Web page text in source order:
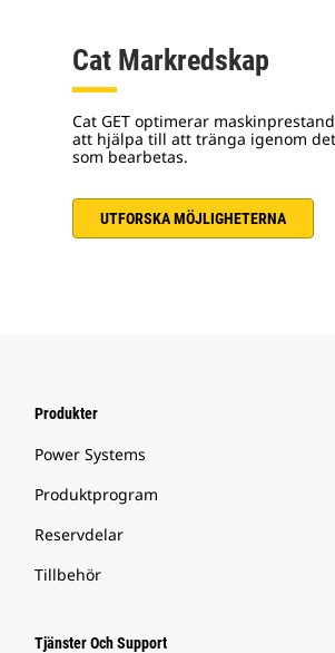
Cat Markredskap
Cat GET optimerar
att hjälpa till att tränga igenom
som bearbetas.
UTFORSKA MÖJLIGHETERNA
Produkter
Power Systems
Produktprogram
Reservdelar
Tillbehör
Tjänster Och Support